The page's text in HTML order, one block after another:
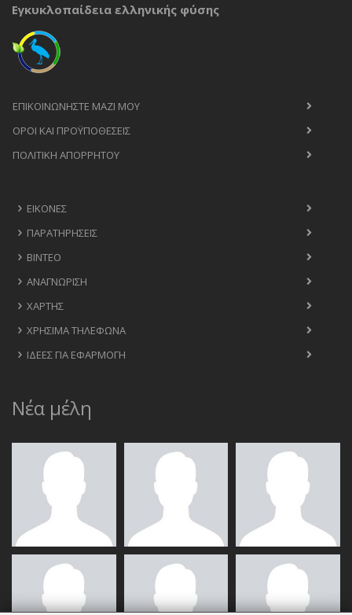
Εγκυκλοπαίδεια ελληνικής φύσης
ΕΠΙΚΟΙΝΩΝΉΣΤΕ ΜΑΖΊ ΜΟΥ
ΟΡΟΙ ΚΑΙ ΠΡΟΫΠΟΘΈΣΕΙΣ
ΠΟΛΙΤΙΚΉ ΑΠΟΡΡΉΤΟΥ
ΕΙΚΌΝΕΣ
ΠΑΡΑΤΗΡΉΣΕΙΣ
ΒΊΝΤΕΟ
ΑΝΑΓΝΏΡΙΣΗ
ΧΆΡΤΗΣ
ΧΡΉΣΙΜΑ ΤΗΛΈΦΩΝΑ
ΙΔΈΕΣ ΓΙΑ ΕΦΑΡΜΟΓΉ
Νέα μέλη